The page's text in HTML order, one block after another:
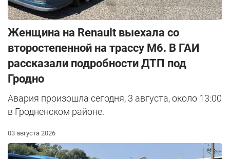
Женщина на Renault выехала со
второстепенной на трассу М6. В ГАИ
рассказали подробности ДТП под
Гродно
Авария произошла сегодня, 3 августа, около 13:00
в Гродненском районе.
03 августа 2026